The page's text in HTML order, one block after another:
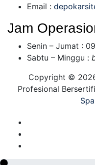
Email :
Jam
Senin – Jumat :
Sabtu – Minggu :
Copyright ©
Profesional